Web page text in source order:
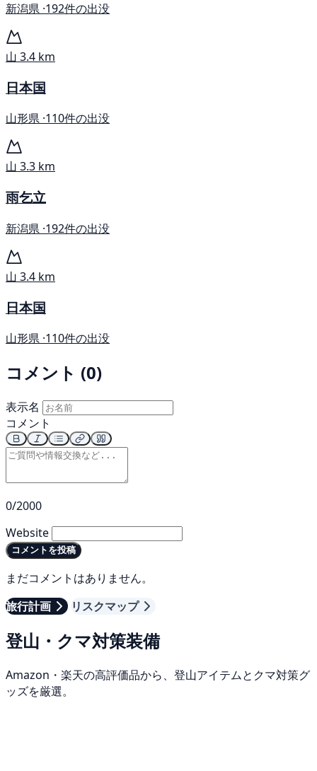
新潟県 ·192件の出没
山 3.4 km
日本国
山形県 ·110件の出没
山 3.3 km
雨乞立
新潟県 ·192件の出没
山 3.4 km
日本国
山形県 ·110件の出没
コメント (0)
表示名
コメント
0/2000
Website
コメントを投稿
まだコメントはありません。
旅行計画
リスクマップ
登山・クマ対策装備
Amazon・楽天の高評価品から、登山アイテムとクマ対策グ
ッズを厳選。